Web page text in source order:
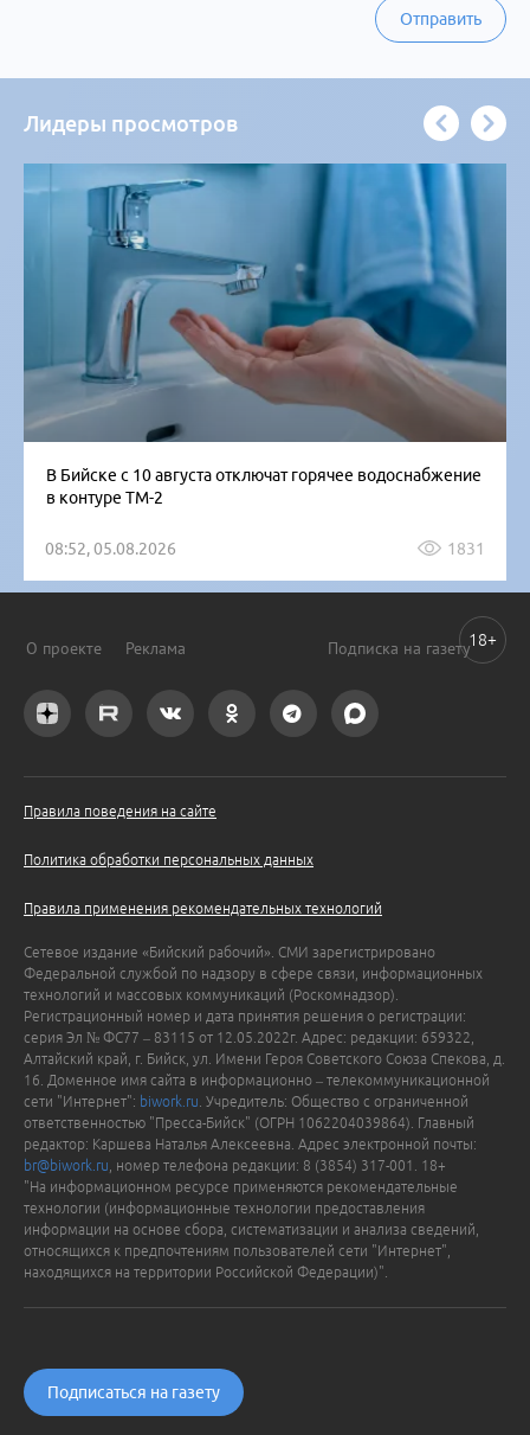
Отправить
Лидеры просмотров
В Бийске с 10 августа отключат горячее водоснабжение
в контуре ТМ-2
08:52, 05.08.2026 1831
О проекте Реклама Подписка на газету
Правила поведения на сайте
Политика обработки персональных данных
Правила применения рекомендательных технологий
Сетевое издание «Бийский рабочий». СМИ зарегистрировано
Федеральной службой по надзору в сфере связи, информационных
технологий и массовых коммуникаций (Роскомнадзор).
Регистрационный номер и дата принятия решения о регистрации:
серия Эл № ФС77 – 83115 от 12.05.2022г. Адрес: редакции: 659322,
Алтайский край, г. Бийск, ул. Имени Героя Советского Союза Спекова, д.
16. Доменное имя сайта в информационно – телекоммуникационной
сети "Интернет": biwork.ru . Учредитель: Общество с ограниченной
ответственностью "Пресса-Бийск" (ОГРН 1062204039864). Главный
редактор: Каршева Наталья Алексеевна. Адрес электронной почты:
br@biwork.ru , номер телефона редакции: 8 (3854) 317-001. 18+
"На информационном ресурсе применяются рекомендательные
технологии (информационные технологии предоставления
информации на основе сбора, систематизации и анализа сведений,
относящихся к предпочтениям пользователей сети "Интернет",
находящихся на территории Российской Федерации)".
Подписаться на газету
18+